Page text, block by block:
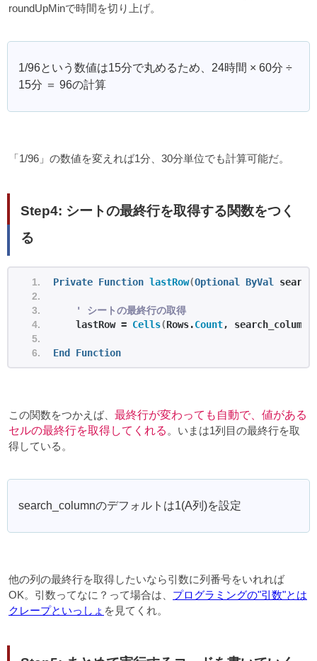
roundUpMinで時間を切り上げ。
1/96という数値は15分で丸めるため、24時間 × 60分 ÷
15分 ＝ 96の計算
「1/96」の数値を変えれば1分、30分単位でも計算可能だ。
Step4: シートの最終行を取得する関数をつく
る
Private Function lastRow(Optional ByVal
' シートの最終行の取得
    lastRow =
Cells(Rows.Count, search_column
End Function
この関数をつかえば、 最終行が変わっても自動で、値がある
セルの最終行を取得してくれる 。いまは1列目の最終行を取
得している。
search_columnのデフォルトは1(A列)を設定
他の列の最終行を取得したいなら引数に列番号をいれれば
OK。引数ってなに？って場合は、 プログラミングの"引数"とは
クレープといっしょ を見てくれ。